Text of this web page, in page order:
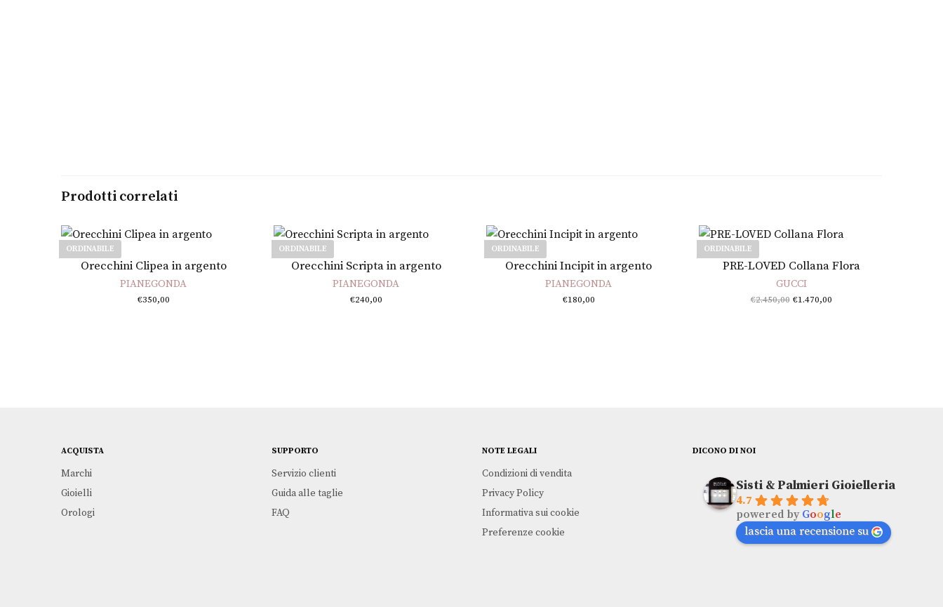
Prodotti correlati
ORDINABILE
Leggi tutto
Orecchini Clipea in argento
PIANEGONDA
€350,00
ORDINABILE
Leggi tutto
Orecchini Scripta in argento
PIANEGONDA
€240,00
ORDINABILE
Leggi tutto
Orecchini Incipit in argento
PIANEGONDA
€180,00
ORDINABILE
Leggi tutto
PRE-LOVED Collana Flora
GUCCI
€2.450,00 Il prezzo
€1.470,00
ACQUISTA
Marchi
Gioielli
Orologi
SUPPORTO
Servizio clienti
Guida alle taglie
FAQ
NOTE LEGALI
Condizioni di vendita
Privacy Policy
Informativa sui cookie
Preferenze cookie
DICONO DI NOI
Sisti & Palmieri Gioielleria
4.7
powered by Google
lascia una recensione su